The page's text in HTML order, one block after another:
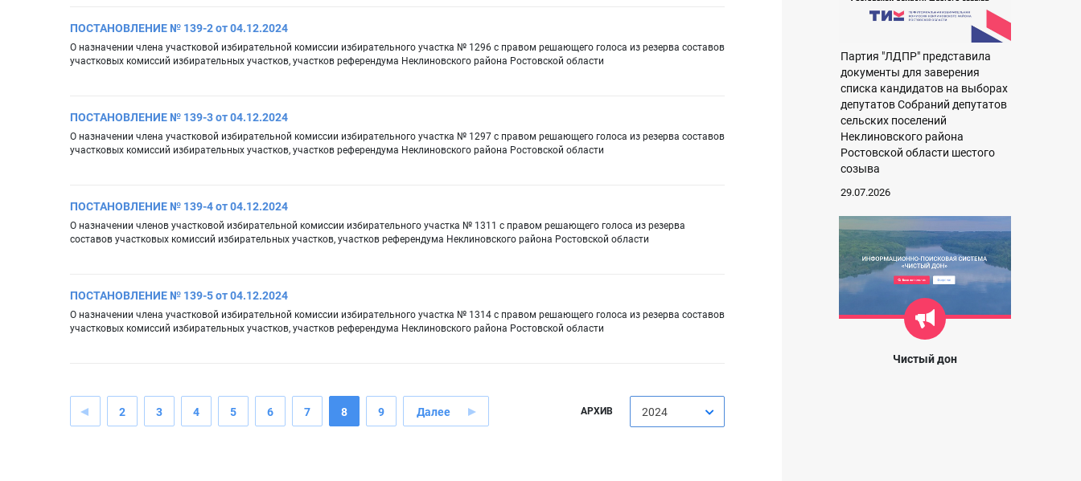
ПОСТАНОВЛЕНИЕ № 139-2 от 04.12.2024
О назначении члена участковой избирательной комиссии избирательного участка № 1296 с правом решающего голоса из резерва составов
участковых комиссий избирательных участков, участков референдума Неклиновского района Ростовской области
ПОСТАНОВЛЕНИЕ № 139-3 от 04.12.2024
О назначении члена участковой избирательной комиссии избирательного участка № 1297 с правом решающего голоса из резерва составов
участковых комиссий избирательных участков, участков референдума Неклиновского района Ростовской области
ПОСТАНОВЛЕНИЕ № 139-4 от 04.12.2024
О назначении членов участковой избирательной комиссии избирательного участка № 1311 с правом решающего голоса из резерва
составов участковых комиссий избирательных участков, участков референдума Неклиновского района Ростовской области
ПОСТАНОВЛЕНИЕ № 139-5 от 04.12.2024
О назначении члена участковой избирательной комиссии избирательного участка № 1314 с правом решающего голоса из резерва составов
участковых комиссий избирательных участков, участков референдума Неклиновского района Ростовской области
2 3 4 5 6 7 8 9 Далее АРХИВ 2024
Партия "ЛДПР" представила
документы для заверения
списка кандидатов на выборах
депутатов Собраний депутатов
сельских поселений
Неклиновского района
Ростовской области шестого
созыва
29.07.2026
Чистый дон